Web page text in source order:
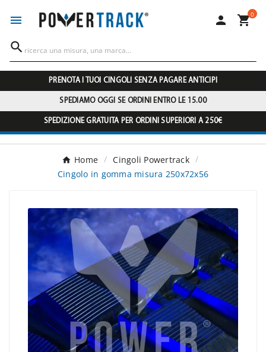
  0

PRENOTA I TUOI CINGOLI SENZA PAGARE ANTICIPI
SPEDIAMO OGGI SE ORDINI ENTRO LE 15.00
SPEDIZIONE GRATUITA PER ORDINI SUPERIORI A 250€
Home
Cingoli Powertrack
Cingolo in gomma misura 250x72x56